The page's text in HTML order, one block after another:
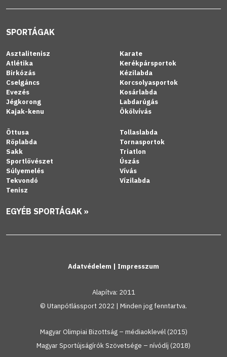
SPORTÁGAK
Asztalitenisz
Atlétika
Birkózás
Cselgáncs
Evezés
Jégkorong
Kajak-kenu
Karate
Kerékpársportok
Kézilabda
Korcsolyasportok
Kosárlabda
Labdarúgás
Ökölvívás
Öttusa
Röplabda
Sakk
Sportlövészet
Súlyemelés
Tekvondó
Tenisz
Tollaslabda
Tornasportok
Triatlon
Úszás
Vívás
Vízilabda
EGYÉB SPORTÁGAK »
Adatvédelem | Impresszum
Alapítva: 2011
© Utanpótlássport 2022 | Minden jog fenntartva.
Magyar Olimpiai Bizottság – médiaoklevél (2015)
Magyar Sportújságírók Szövetsége – nívódíj (2018)